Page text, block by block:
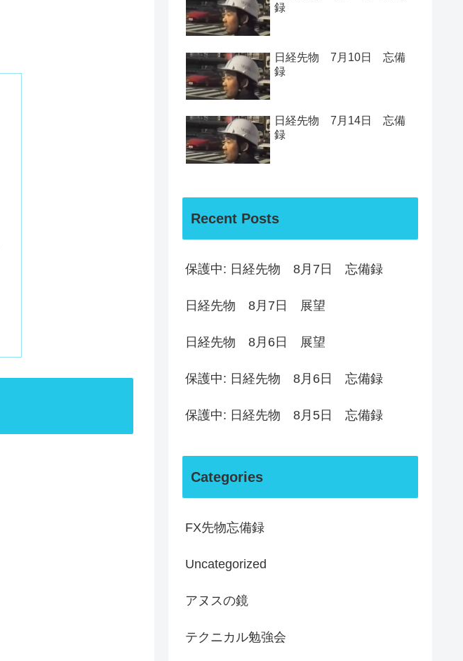
録
日経先物 7月10日 忘備
録
日経先物 7月14日 忘備
録
Recent Posts
保護中: 日経先物 8月7日 忘備録
日経先物 8月7日 展望
日経先物 8月6日 展望
保護中: 日経先物 8月6日 忘備録
保護中: 日経先物 8月5日 忘備録
Categories
FX先物忘備録
Uncategorized
アヌスの鏡
テクニカル勉強会